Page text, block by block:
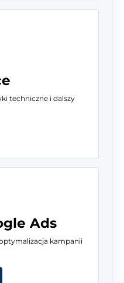
techniczne i dalszy
Ads
kampanii